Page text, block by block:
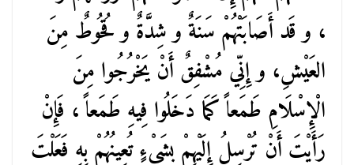
، و قَد أَصَابَتْهُمْ سَنَةٌ و شِدَّةٌ و قُحُوطٌ مِنَ
العَيْشِ، و إِنِّي مُشْفِقٌ أَنْ يَخْرُجُوا مِنَ
الْإِسْلَامِ طَمَعاً كَمَا دَخَلُوا فِيهِ طَمَعاً ، فَإِنْ
رَأَيْتَ أَنْ تُرْسِلُ إِلَيْهِمْ بشَيْءٍ تُعِينُهُمْ بِهِ فَعَلْتَ